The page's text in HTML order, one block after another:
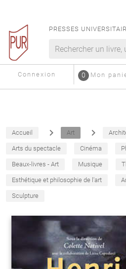
PRESSES
Connexion Mon
0
Accueil navigate_next Art navigate_next
Arts du spectacle Cinéma
Beaux-livres - Art Musique
Esthétique et philosophie de l'art
Sculpture